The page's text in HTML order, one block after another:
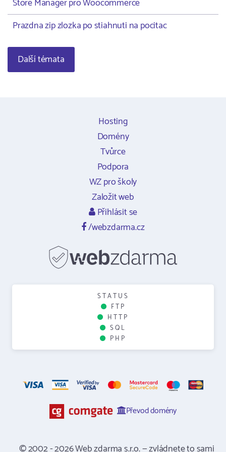
Store Manager pro Woocommerce
Prazdna zip zlozka po stiahnuti na pocitac
Další témata
Hosting
Domény
Tvůrce
Podpora
WZ pro školy
Založit web
Přihlásit se
/webzdarma.cz
STATUS
FTP
HTTP
SQL
PHP
Převod domény